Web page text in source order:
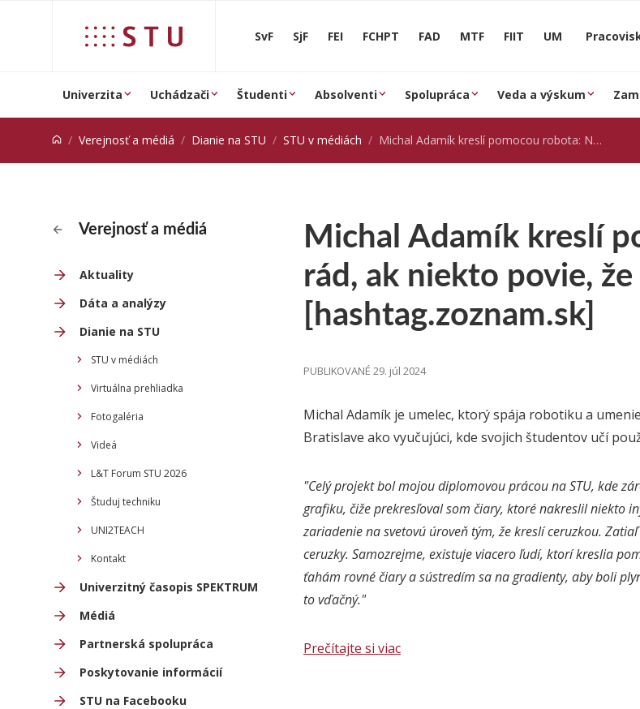
SvF SjF FEI FCHPT FAD MTF FIIT UM
Univerzita Uchádzači Študenti Absolventi Spolupráca Veda a výskum
Verejnosť a médiá Dianie na STU STU v médiách Michal Adamík kreslí pomocou robota: Nemám rád, ak niekto povie, že nejde o umenie [hashtag.zoznam.sk]
Verejnosť a médiá
Aktuality
Dáta a analýzy
Dianie na STU
STU v médiách
Virtuálna prehliadka
Fotogaléria
Videá
L&T Forum STU 2026
Študuj techniku
UNI2TEACH
Kontakt
Univerzitný časopis SPEKTRUM
Médiá
Partnerská spolupráca
Poskytovanie informácií
STU na Facebooku
Michal Adamík kreslí
rád, ak niekto povie,
[hashtag.zoznam.sk]
PUBLIKOVANÉ 29. júl 2024
Michal Adamík je umelec, ktorý spája robotiku a
Bratislave ako vyučujúci, kde svojich študentov učí
"Celý projekt bol mojou diplomovou prácou na STU, kde
grafiku, čiže prekresľoval som čiary, ktoré nakreslil niekto
zariadenie na svetovú úroveň tým, že kreslí ceruzkou.
ceruzky. Samozrejme, existuje viacero ľudí, ktorí kreslia
ťahám rovné čiary a sústredím sa na gradienty, aby boli
to vďačný."
Prečítajte si viac